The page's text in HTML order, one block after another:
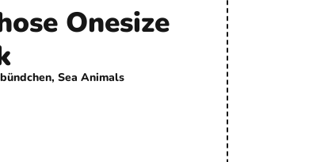
Onesize
Sea Animals